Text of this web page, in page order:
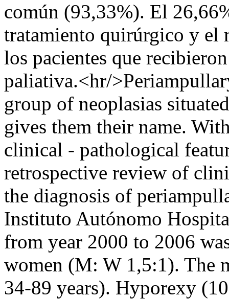
común (93,33%). El
tratamiento quirúrgico y el
los pacientes que
paliativa.<hr/
group of neoplasias
gives them their name.
clinical - pathological
retrospective review of
the diagnosis of
Instituto Autónomo
from year 2000 to 2006
women (M: W 1,5:1). The
34-89 years). Hyporexy